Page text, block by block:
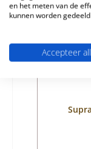
en het meten van de
kunnen worden
Accepteer